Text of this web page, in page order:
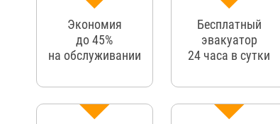
Экономия
до 45%
на обслуживании
Бесплатный
эвакуатор
24 часа в сутки